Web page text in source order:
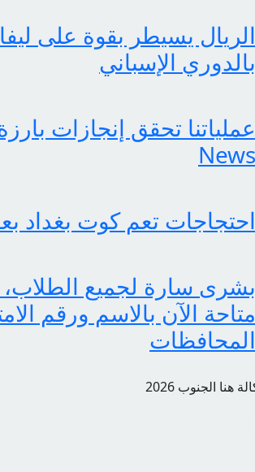
الريال يسيطر بقوة على
بالدوري الإسباني
News
احتجاجات تعم كوت بغداد
متاحة الآن بالاسم ورقم
المحافظات
الجنوب 2026